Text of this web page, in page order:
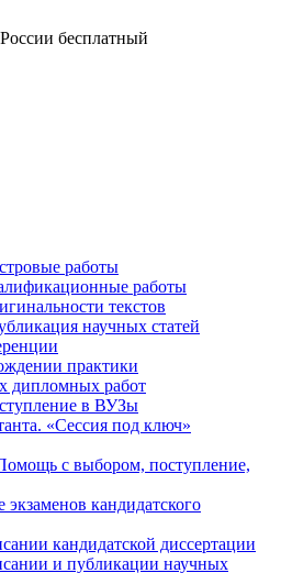
бесплатный
работы
работы
текстов
научных статей
практики
дипломных работ
в ВУЗы
«Сессия под ключ»
с выбором, поступление,
кандидатского
кандидатской диссертации
и публикации научных